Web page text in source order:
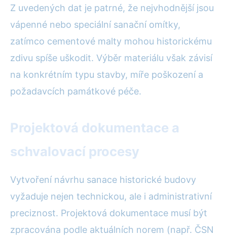
Z uvedených dat je patrné, že nejvhodnější jsou
vápenné nebo speciální sanační omítky,
zatímco cementové malty mohou historickému
zdivu spíše uškodit. Výběr materiálu však závisí
na konkrétním typu stavby, míře poškození a
požadavcích památkové péče.
Projektová dokumentace a
schvalovací procesy
Vytvoření návrhu sanace historické budovy
vyžaduje nejen technickou, ale i administrativní
preciznost. Projektová dokumentace musí být
zpracována podle aktuálních norem (např. ČSN